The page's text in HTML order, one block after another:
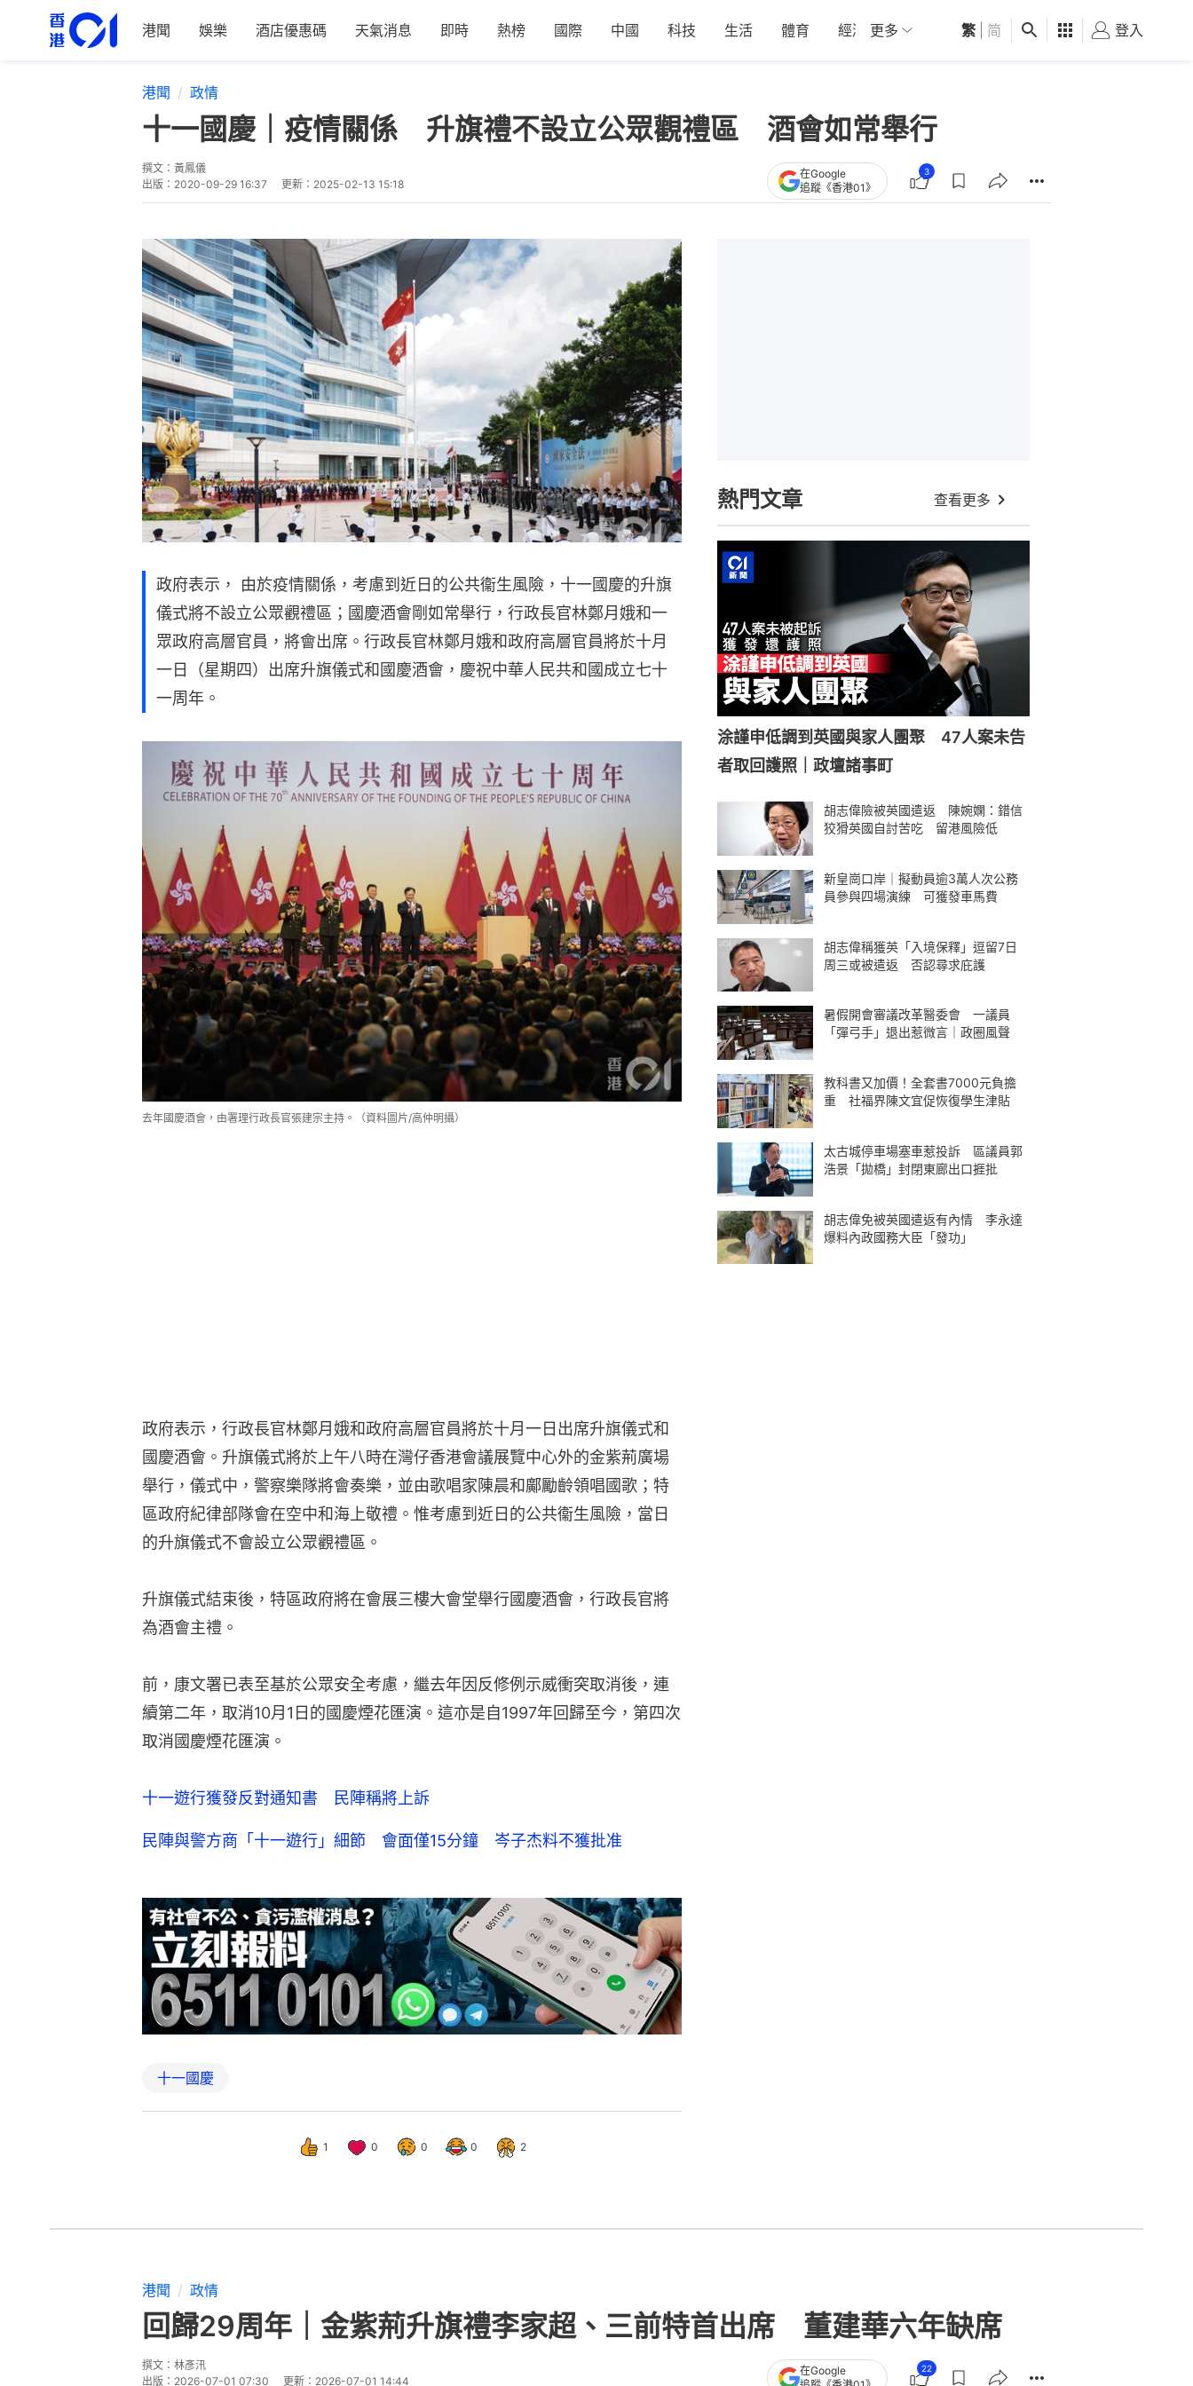
港聞 娛樂 酒店優惠碼 天氣消息 即時 熱榜 國際 中國 科技 生活 體育 經濟 01深圳 觀點 健康 好食玩飛
更多 繁 简 登入
港聞 政情
十一國慶｜疫情關係 升旗禮不設立公眾觀禮區 酒會如常舉行
撰文： 黃鳳儀
出版： 2020-09-29 16:37 更新： 2025-02-13 15:18
在Google
追蹤《香港01》
3
政府表示， 由於疫情關係，考慮到近日的公共衞生風險，十一國慶的升旗
儀式將不設立公眾觀禮區；國慶酒會剛如常舉行，行政長官林鄭月娥和一
眾政府高層官員，將會出席。行政長官林鄭月娥和政府高層官員將於十月
一日（星期四）出席升旗儀式和國慶酒會，慶祝中華人民共和國成立七十
一周年。
去年國慶酒會，由署理行政長官張建宗主持。（資料圖片/高仲明攝）
政府表示，行政長官林鄭月娥和政府高層官員將於十月一日出席升旗儀式和
國慶酒會。升旗儀式將於上午八時在灣仔香港會議展覽中心外的金紫荊廣場
舉行，儀式中，警察樂隊將會奏樂，並由歌唱家陳晨和鄺勵齡領唱國歌；特
區政府紀律部隊會在空中和海上敬禮。惟考慮到近日的公共衞生風險，當日
的升旗儀式不會設立公眾觀禮區。
升旗儀式結束後，特區政府將在會展三樓大會堂舉行國慶酒會，行政長官將
為酒會主禮。
前，康文署已表至基於公眾安全考慮，繼去年因反修例示威衝突取消後，連
續第二年，取消10月1日的國慶煙花匯演。這亦是自1997年回歸至今，第四次
取消國慶煙花匯演。
十一遊行獲發反對通知書 民陣稱將上訴
民陣與警方商「十一遊行」細節 會面僅15分鐘 岑子杰料不獲批准
十一國慶
1 0 0 0 2
熱門文章 查看更多
涂謹申低調到英國與家人團聚 47人案未告
者取回護照｜政壇諸事町
胡志偉險被英國遣返 陳婉嫻：錯信
狡猾英國自討苦吃 留港風險低
新皇崗口岸｜擬動員逾3萬人次公務
員參與四場演練 可獲發車馬費
胡志偉稱獲英「入境保釋」逗留7日
周三或被遣返 否認尋求庇護
暑假開會審議改革醫委會 一議員
「彈弓手」退出惹微言｜政圈風聲
教科書又加價！全套書7000元負擔
重 社福界陳文宜促恢復學生津貼
太古城停車場塞車惹投訴 區議員郭
浩景「拋橋」封閉東廊出口捱批
胡志偉免被英國遣返有內情 李永達
爆料內政國務大臣「發功」
港聞 政情
回歸29周年｜金紫荊升旗禮李家超、三前特首出席 董建華六年缺席
撰文： 林彥汛
出版： 2026-07-01 07:30 更新： 2026-07-01 14:44
在Google
22